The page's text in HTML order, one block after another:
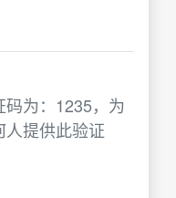
码为：1235，为
提供此验证